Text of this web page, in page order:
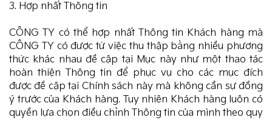
3. Hợp nhất Thông tin
CÔNG TY có thể hợp nhất Thông tin Khách hàng mà
CÔNG TY có được từ việc thu thập bằng nhiều phương
thức khác nhau đề cập tại Mục này như một thao tác
hoàn thiện Thông tin để phục vụ cho các mục đích
được đề cập tại Chính sách này mà không cần sự đồng
ý trước của Khách hàng. Tuy nhiên Khách hàng luôn có
quyền lựa chọn điều chỉnh Thông tin của mình theo quy